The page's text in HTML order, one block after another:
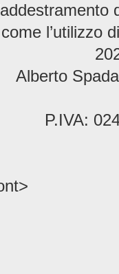
come l’utilizzo
Alberto
P.IVA: